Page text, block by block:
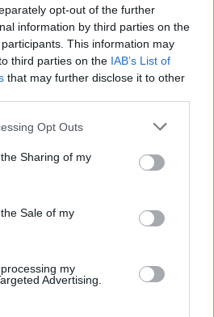
opt-out of the further
information by third parties on the
participants. This information may
third parties on the IAB’s List of
that may further disclose it to other
Opt Outs
Sharing of my
Sale of my
my
Advertising.
norādītas € ar PVN.
atšķirties, kā to nosaka Lietošanas